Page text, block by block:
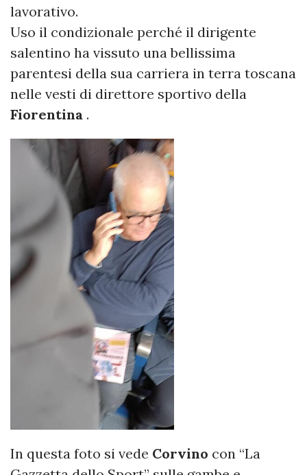
lavorativo.
Uso il condizionale perché il dirigente
salentino ha vissuto una bellissima
parentesi della sua carriera in terra toscana
nelle vesti di direttore sportivo della
Fiorentina .
In questa foto si vede Corvino con “La